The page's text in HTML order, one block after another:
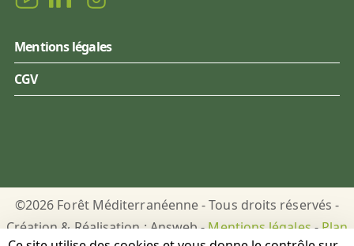
Mentions légales
CGV
©2026 Forêt Méditerranéenne - Tous droits réservés -
Création & Réalisation : Answeb -Mentions légales-Plan